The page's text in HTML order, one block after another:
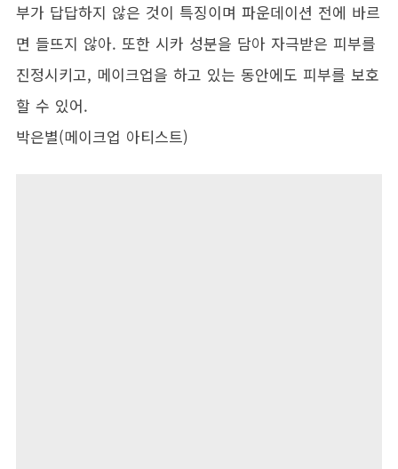
부가 답답하지 않은 것이 특징이며 파운데이션 전에 바르
면 들뜨지 않아. 또한 시카 성분을 담아 자극받은 피부를
진정시키고, 메이크업을 하고 있는 동안에도 피부를 보호
할 수 있어.
박은별(메이크업 아티스트)